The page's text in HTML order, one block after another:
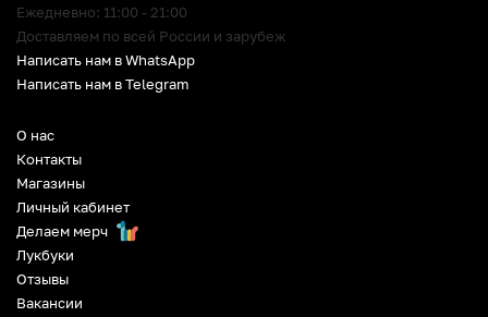
О нас
Контакты
Магазины
Личный кабинет
Делаем мерч
Лукбуки
Отзывы
Вакансии
Ежедневно: 11:00 - 21:00
Доставляем по всей России и зарубеж
Написать нам в WhatsApp
Написать нам в Telegram